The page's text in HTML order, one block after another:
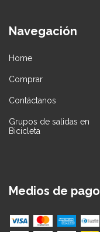
Navegación
Home
Comprar
Contáctanos
Grupos de salidas en
Bicicleta
Medios de pago